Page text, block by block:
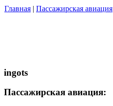
Главная | Пассажирская авиация
ingots
Пассажирская авиация: